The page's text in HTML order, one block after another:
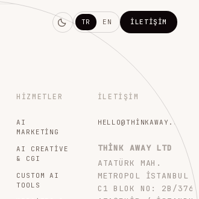
TR EN İLETIŞIM
HIZMETLER
AI
MARKETING
AI CREATIVE
& CGI
CUSTOM AI
TOOLS
İLETIŞIM
THINK AWAY LTD
ATATÜRK MAH.
METROPOL İSTANBUL
C1 BLOK NO: 2B/376